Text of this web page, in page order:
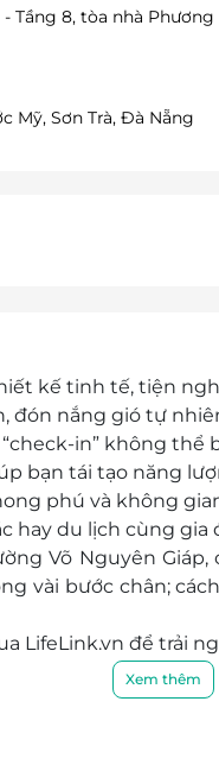
8, tòa nhà Phương
Mỹ, Sơn Trà, Đà Nẵng
kế tinh tế, tiện
đón nắng gió tự
in” không thể
bạn tái tạo năng
phú và không
hay du lịch cùng gia
Võ Nguyên
vài bước chân;
LifeLink.vn để trải
Xem thêm